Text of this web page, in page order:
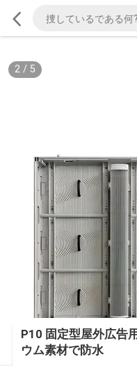
2/ 5
P10 固定型屋外広告
ウム素材で防水